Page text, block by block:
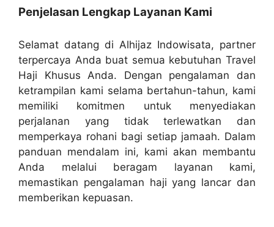
Penjelasan Lengkap Layanan Kami
Selamat datang di Alhijaz Indowisata, partner
terpercaya Anda buat semua kebutuhan Travel
Haji Khusus Anda. Dengan pengalaman dan
ketrampilan kami selama bertahun-tahun, kami
memiliki komitmen untuk menyediakan
perjalanan yang tidak terlewatkan dan
memperkaya rohani bagi setiap jamaah. Dalam
panduan mendalam ini, kami akan membantu
Anda melalui beragam layanan kami,
memastikan pengalaman haji yang lancar dan
memberikan kepuasan.